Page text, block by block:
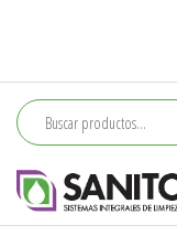
contenido